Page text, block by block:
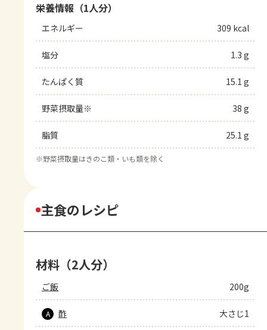
栄養情報（1人分）
エネルギー 309 kcal
塩分 1.3 g
たんぱく質 15.1 g
野菜摂取量※ 38 g
脂質 25.1 g
※野菜摂取量はきのこ類・いも類を除く
主食のレシピ
材料（2人分）
ご飯 200g
A 酢 大さじ1